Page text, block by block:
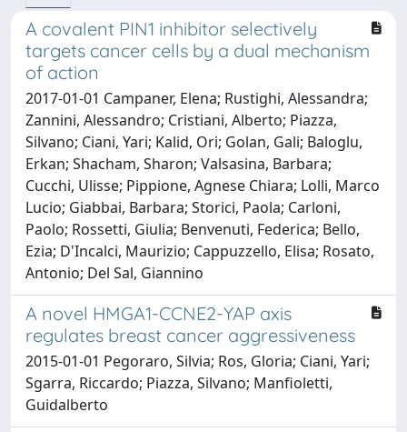
A covalent PIN1 inhibitor selectively
targets cancer cells by a dual mechanism
of action
2017-01-01 Campaner, Elena; Rustighi, Alessandra;
Zannini, Alessandro; Cristiani, Alberto; Piazza,
Silvano; Ciani, Yari; Kalid, Ori; Golan, Gali; Baloglu,
Erkan; Shacham, Sharon; Valsasina, Barbara;
Cucchi, Ulisse; Pippione, Agnese Chiara; Lolli, Marco
Lucio; Giabbai, Barbara; Storici, Paola; Carloni,
Paolo; Rossetti, Giulia; Benvenuti, Federica; Bello,
Ezia; D'Incalci, Maurizio; Cappuzzello, Elisa; Rosato,
Antonio; Del Sal, Giannino
A novel HMGA1-CCNE2-YAP axis
regulates breast cancer aggressiveness
2015-01-01 Pegoraro, Silvia; Ros, Gloria; Ciani, Yari;
Sgarra, Riccardo; Piazza, Silvano; Manfioletti,
Guidalberto